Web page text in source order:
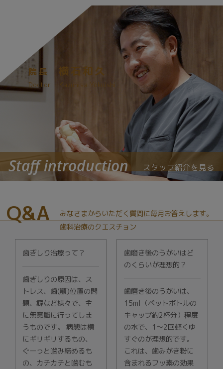
院長 横石和久
Doctor Kazuhisa Yokoishi
Staff introduction スタッフ紹介を見る
Q&A
みなさまからいただく質問に毎月お答えします。
歯科治療のクエスチョン
歯ぎしり治療って？
歯ぎしりの原因は、ス
トレス、歯(顎)位置の問
題、癖など様々で、主
に無意識に行ってしま
うものです。 病態は横
にギリギリするもの、
ぐーっと噛み締めるも
の、カチカチと噛むも
歯磨き後のうがいはど
のくらいが理想的？
歯磨き後のうがいは、
15ml（ペットボトルの
キャップ約2杯分）程度
の水で、1〜2回軽くゆ
すぐのが理想的です。
これは、歯みがき粉に
含まれるフッ素の効果